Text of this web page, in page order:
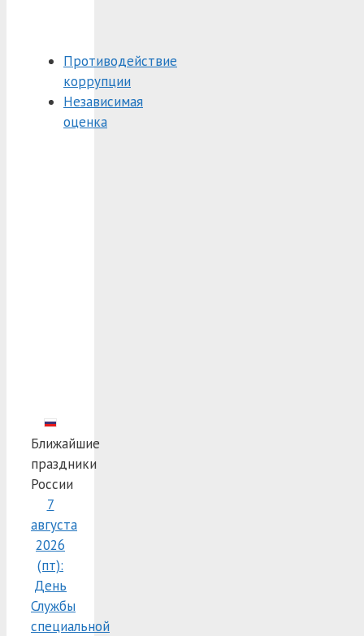
Противодействие
коррупции
Независимая
оценка
Ближайшие
праздники
России
7
августа
2026
(пт):
День
Службы
специальной